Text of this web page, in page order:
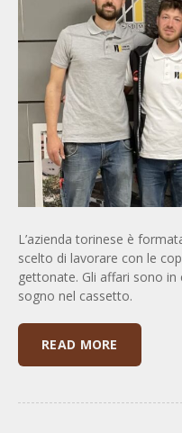
L’azienda torinese è
scelto di lavorare con le
gettonate. Gli affari sono
sogno nel cassetto.
READ MORE